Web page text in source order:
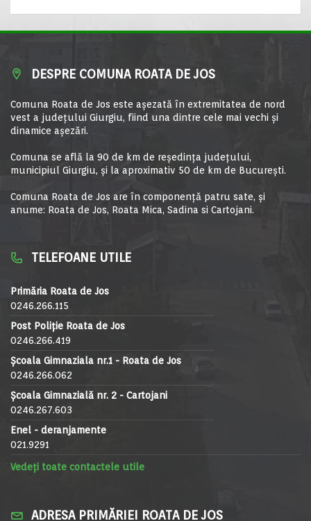
DESPRE COMUNA ROATA DE JOS
Comuna Roata de Jos este aşezată în extremitatea de nord
vest a judeţului Giurgiu, fiind una dintre cele mai vechi şi
dinamice aşezări.
Comuna se află la 90 de km de reşedinţa judeţului,
municipiul Giurgiu, şi la aproximativ 50 de km de Bucureşti.
Comuna Roata de Jos are în componență patru sate, și
anume: Roata de Jos, Roata Mica, Sadina si Cartojani.
TELEFOANE UTILE
Primăria Roata de Jos
0246.266.115
Post Poliție Roata de Jos
0246.266.419
Școala Gimnaziala nr.1 - Roata de Jos
0246.266.062
Școala Gimnazială nr. 2 - Cartojani
0246.267.603
Enel - deranjamente
021.9291
Vedeți toate contactele utile
ADRESA PRIMĂRIEI ROATA DE JOS